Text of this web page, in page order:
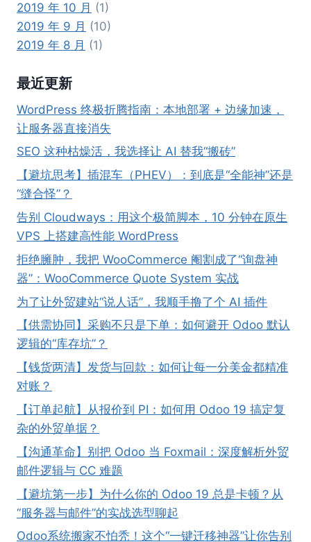
2019 年 10 月 (1)
2019 年 9 月 (10)
2019 年 8 月 (1)
最近更新
WordPress 终极折腾指南：本地部署 + 边缘加速，
让服务器直接消失
SEO 这种枯燥活，我选择让 AI 替我“搬砖”
【避坑思考】插混车（PHEV）：到底是“全能神”还是
“缝合怪”？
告别 Cloudways：用这个极简脚本，10 分钟在原生
VPS 上搭建高性能 WordPress
拒绝臃肿，我把 WooCommerce 阉割成了“询盘神
器”：WooCommerce Quote System 实战
为了让外贸建站“说人话”，我顺手撸了个 AI 插件
【供需协同】采购不只是下单：如何避开 Odoo 默认
逻辑的“库存坑”？
【钱货两清】发货与回款：如何让每一分美金都精准
对账？
【订单起航】从报价到 PI：如何用 Odoo 19 搞定复
杂的外贸单据？
【沟通革命】别把 Odoo 当 Foxmail：深度解析外贸
邮件逻辑与 CC 难题
【避坑第一步】为什么你的 Odoo 19 总是卡顿？从
“服务器与邮件”的实战选型聊起
Odoo系统搬家不怕秃！这个“一键迁移神器”让你告别